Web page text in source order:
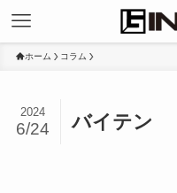
ホーム コラム
バイテン
2024
6/24